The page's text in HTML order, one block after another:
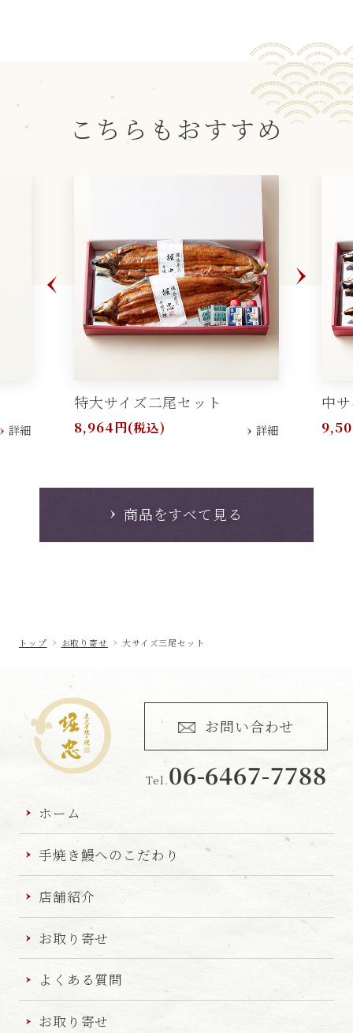
こちらもおすすめ
詳細
特大サイズ二尾セット
8,964円(税込) 詳細
中
商品をすべて見る
トップ お取り寄せ 大サイズ三尾セット
鰻 堀忠
ホーム
手焼き鰻へのこだわり
店舗紹介
お取り寄せ
よくある質問
お取り寄せ
お問い合わせ
Tel.06-6467-7788